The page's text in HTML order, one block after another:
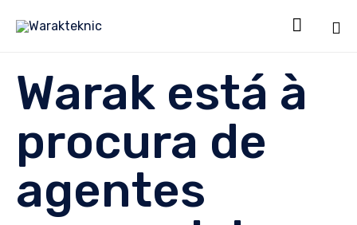

Warak está à
procura de
agentes